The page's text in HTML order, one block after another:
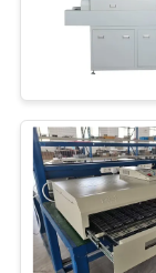
TRANG
CHÍNH
SÁCH
BẢO
MẬT
SM